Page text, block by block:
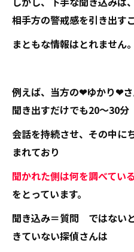
相手方の警戒感を引き出す
まともな情報はとれません。
例えば、当方の❤ゆかり❤
聞き出すだけでも20～30分
会話を持続させ、その中に
まれており
聞かれた側は何を調べてい
をとっています。
聞き込み＝質問 ではない
きていない探偵さんは